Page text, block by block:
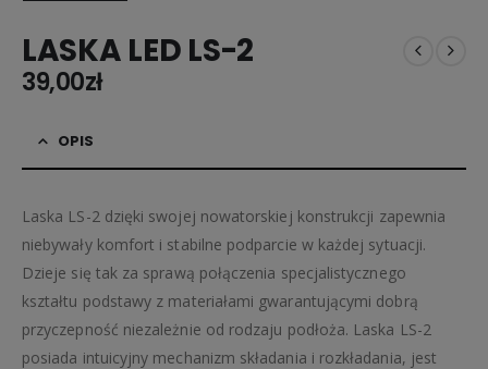
LASKA LED LS-2
39,00zł
OPIS
Laska LS-2 dzięki swojej nowatorskiej konstrukcji zapewnia
niebywały komfort i stabilne podparcie w każdej sytuacji.
Dzieje się tak za sprawą połączenia specjalistycznego
kształtu podstawy z materiałami gwarantującymi dobrą
przyczepność niezależnie od rodzaju podłoża. Laska LS-2
posiada intuicyjny mechanizm składania i rozkładania, jest